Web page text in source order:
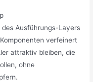
des Ausführungs-Layers
verfeinert
attraktiv bleiben, die
ohne